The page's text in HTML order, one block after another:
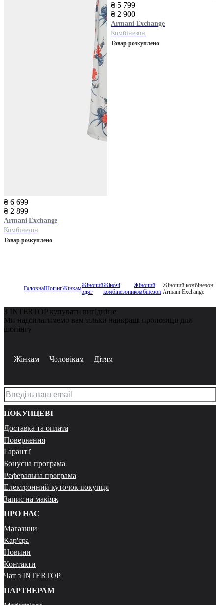
₴ 6 699
₴ 2 899
Armani Exchange
Комбінезон
Товар розкуплено
₴ 5 799
₴ 2 900
Armani Exchange
Комбінезон
Товар розкуплено
ГоловнаШопінгЖінкамЖіночий
одяг
Жіночі
комбінезони
Жіночий
комбінезон
Жіночий комбінезон
Armani Exchange
З INTERTOP купувати вигідніше
Ми надсилатимемо вам тільки найкращі пропозиції для
шопінгу
Жінкам Чоловікам Дітям
ПОКУПЦЕВІ
Доставка та оплата
Повернення
Гарантії
Бонусна програма
Реферальна програма
Електронний куточок покупця
Запис на макіяж
ПРО НАС
Магазини
Кар'єра
Новини
Контакти
Чат з INTERTOP
ПАРТНЕРАМ